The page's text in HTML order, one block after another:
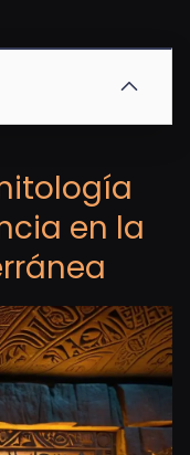
en la